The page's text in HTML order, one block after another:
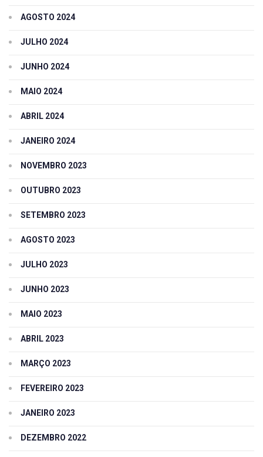
AGOSTO 2024
JULHO 2024
JUNHO 2024
MAIO 2024
ABRIL 2024
JANEIRO 2024
NOVEMBRO 2023
OUTUBRO 2023
SETEMBRO 2023
AGOSTO 2023
JULHO 2023
JUNHO 2023
MAIO 2023
ABRIL 2023
MARÇO 2023
FEVEREIRO 2023
JANEIRO 2023
DEZEMBRO 2022